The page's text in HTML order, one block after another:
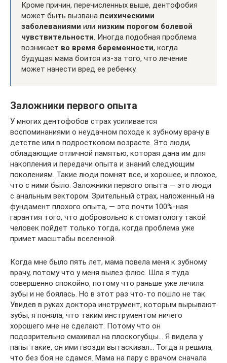
Кроме причин, перечисленных выше, дентофобия
может быть вызвана психическими
заболеваниями или низким порогом болевой
чувствительности . Иногда подобная проблема
возникает во время беременности, когда
будущая мама боится из-за того, что лечение
может нанести вред ее ребенку.
Заложники первого опыта
У многих дентофобов страх усиливается
воспоминаниями о неудачном походе к зубному врачу в
детстве или в подростковом возрасте. Это люди,
обладающие отличной памятью, которая дана им для
накопления и передачи опыта и знаний следующим
поколениям. Такие люди помнят все, и хорошее, и плохое,
что с ними было. Заложники первого опыта — это люди
с анальным вектором. Зрительный страх, наложенный на
фундамент плохого опыта, — это почти 100%-ная
гарантия того, что добровольно к стоматологу такой
человек пойдет только тогда, когда проблема уже
примет масштабы вселенной.
Когда мне было пять лет, мама повела меня к зубному
врачу, потому что у меня вылез флюс. Шла я туда
совершенно спокойно, потому что раньше уже лечила
зубы и не боялась. Но в этот раз что-то пошло не так.
Увидев в руках доктора инструмент, которым вырывают
зубы, я поняла, что таким инструментом ничего
хорошего мне не сделают. Потому что он
подозрительно смахивал на плоскогубцы… Я видела у
папы такие, он ими гвозди вытаскивал… Тогда я решила,
что без боя не сдамся. Мама на пару с врачом сначала